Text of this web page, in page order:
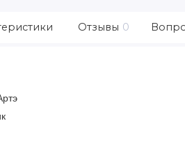
Отзывы 0